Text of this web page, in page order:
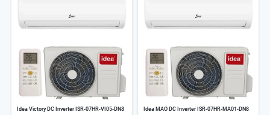
Idea Victory DC Inverter ISR-07HR-VI05-DN8 Idea MAO DC Inverter ISR-07HR-MA01-DN8